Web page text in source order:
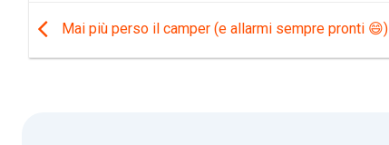
Mai più perso il camper (e allarmi sempre pronti 😄)